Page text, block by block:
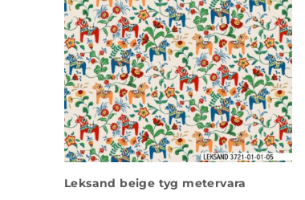
Leksand beige tyg metervara